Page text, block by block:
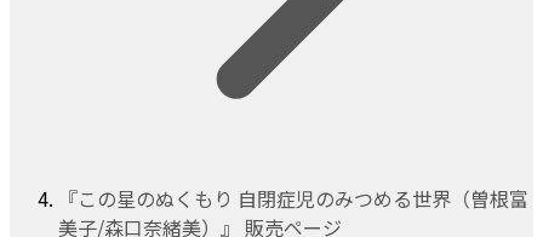
『この星のぬくもり 自閉症児のみつめる世界（曽根富
美子/森口奈緒美）』 販売ページ